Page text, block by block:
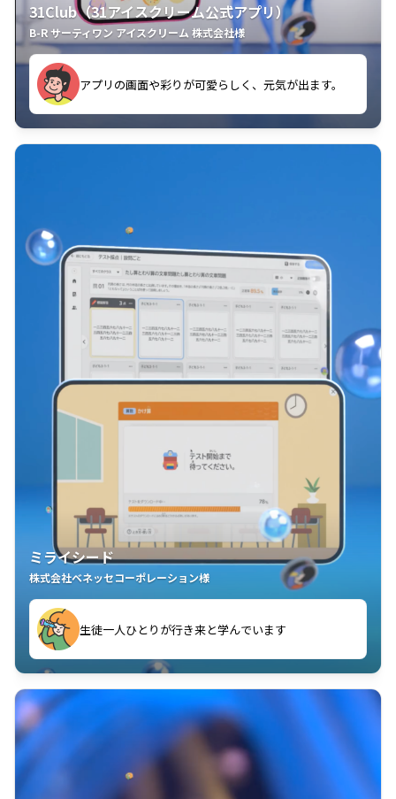
31Club（31アイスクリーム公式アプリ）
B-R サーティワン アイスクリーム 株式会社様
アプリの画面や彩りが可愛らしく、元気が出ます。
クラスごとに特典があるようなので使うのが楽しいで
す。
ミライシード
株式会社ベネッセコーポレーション様
生徒一人ひとりが行き来と学んでいます
教室中の児童生徒が「問題が解けてうれしい」「解く
ことが楽しい」を実感しています